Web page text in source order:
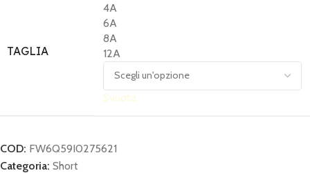
TAGLIA
4A
6A
8A
12A
Svuota
COD: FW6Q59I0275621
Categoria: Short